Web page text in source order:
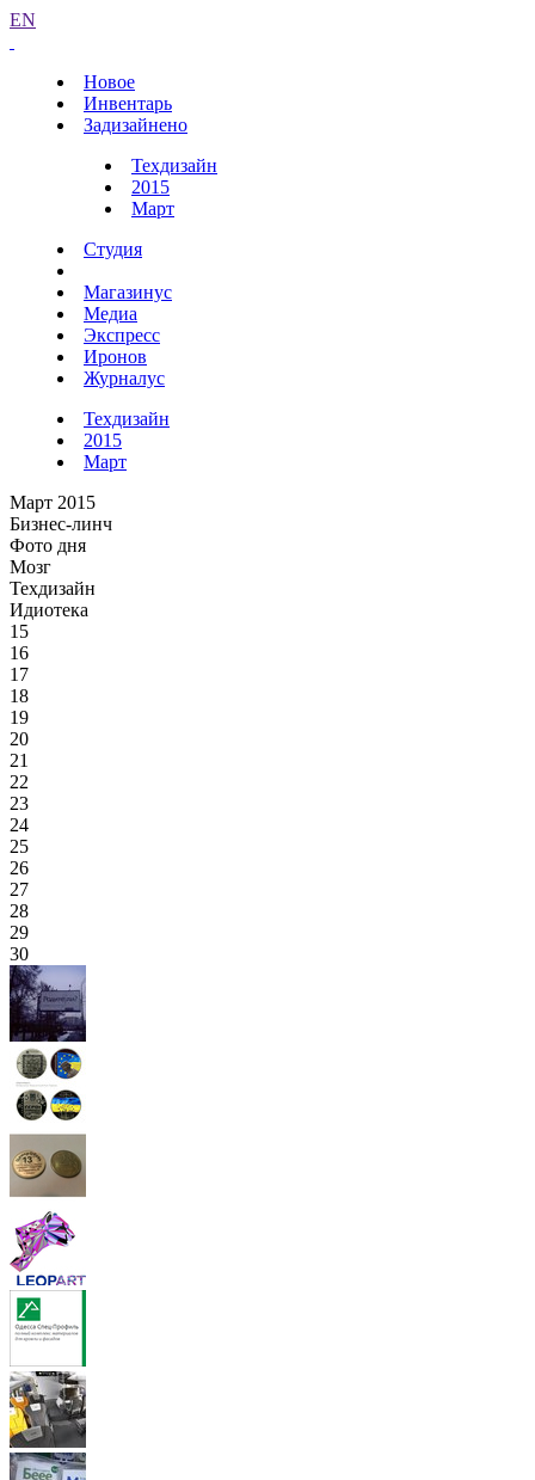
EN
Новое
Инвентарь
Задизайнено
Техдизайн
2015
Март
Студия
Магазинус
Медиа
Экспресс
Иронов
Журналус
Техдизайн
2015
Март
Март 2015
Бизнес-линч
Фото дня
Мозг
Техдизайн
Идиотека
15
16
17
18
19
20
21
22
23
24
25
26
27
28
29
30